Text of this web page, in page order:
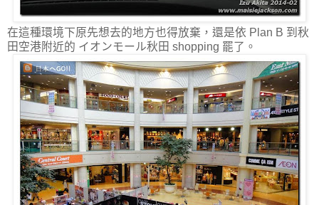
在這種環境下原先想去的地方也得放棄，還是依 Plan B 到秋
田空港附近的 イオンモール秋田 shopping 罷了。